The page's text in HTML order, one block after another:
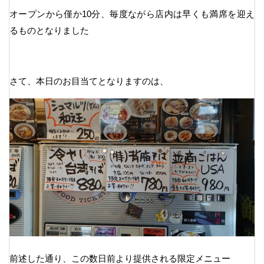
オープンから僅か10分、毎度ながら店内は早くも満席を迎え
るものとなりました
さて、本日のお目当てとなりますのは、
前述した通り、この数日前より提供される限定メニュー